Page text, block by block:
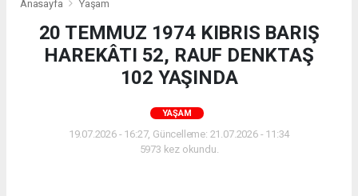
Anasayfa Yaşam
20 TEMMUZ 1974 KIBRIS BARIŞ
HAREKÂTI 52, RAUF DENKTAŞ
102 YAŞINDA
YAŞAM
19.07.2026 - 16:27, Güncelleme: 21.07.2026 - 11:34
5973 kez okundu.